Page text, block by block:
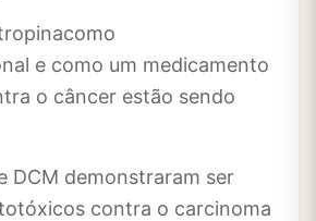
e como um medicamento
o câncer estão sendo
DCM demonstraram ser
contra o carcinoma